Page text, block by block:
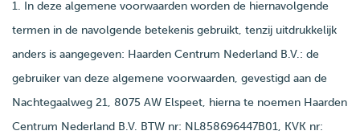
1. In deze algemene voorwaarden worden de hiernavolgende
termen in de navolgende betekenis gebruikt, tenzij uitdrukkelijk
anders is aangegeven: Haarden Centrum Nederland B.V.: de
gebruiker van deze algemene voorwaarden, gevestigd aan de
Nachtegaalweg 21, 8075 AW Elspeet, hierna te noemen Haarden
Centrum Nederland B.V. BTW nr: NL858696447B01, KVK nr: